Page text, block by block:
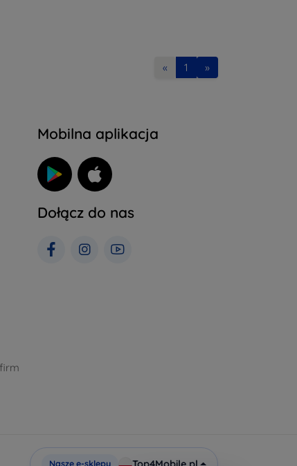
« 1 »
Mobilna aplikacja
Dołącz do nas
Nasze e-sklepy